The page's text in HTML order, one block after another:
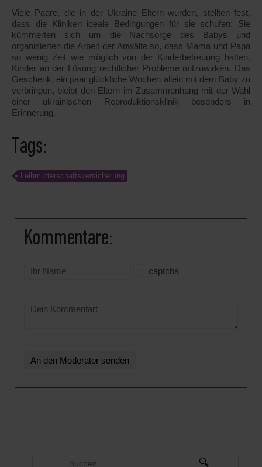
Viele Paare, die in der Ukraine Eltern wurden, stellten fest,
dass die Kliniken ideale Bedingungen für sie schufen: Sie
kümmerten sich um die Nachsorge des Babys und
organisierten die Arbeit der Anwälte so, dass Mama und Papa
so wenig Zeit wie möglich von der Kinderbetreuung hatten.
Kinder an der Lösung rechtlicher Probleme mitzuwirken. Das
Geschenk, ein paar glückliche Wochen allein mit dem Baby zu
verbringen, bleibt den Eltern im Zusammenhang mit der Wahl
einer ukrainischen Reproduktionsklinik besonders in
Erinnerung.
Tags:
Leihmutterschaftsversicherung
Kommentare:
captcha